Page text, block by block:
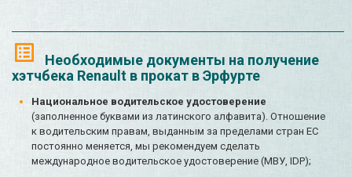
Необходимые документы на получение
хэтчбека Renault в прокат в Эрфурте
Национальное водительское удостоверение
(заполненное буквами из латинского алфавита). Отношение
к водительским правам, выданным за пределами стран ЕС
постоянно меняется, мы рекомендуем сделать
международное водительское удостоверение (МВУ, IDP);